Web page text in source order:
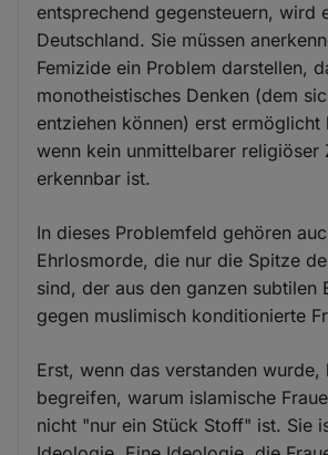
entsprechend gegensteuern, wird
Deutschland. Sie müssen
Femizide ein Problem darstellen,
monotheistisches Denken (dem
entziehen können) erst ermöglicht
wenn kein unmittelbarer religiöser
erkennbar ist.
In dieses Problemfeld gehören
Ehrlosmorde, die nur die Spitze
sind, der aus den ganzen subtilen
gegen muslimisch konditionierte
Erst, wenn das verstanden wurde,
begreifen, warum islamische
nicht "nur ein Stück Stoff" ist. Sie